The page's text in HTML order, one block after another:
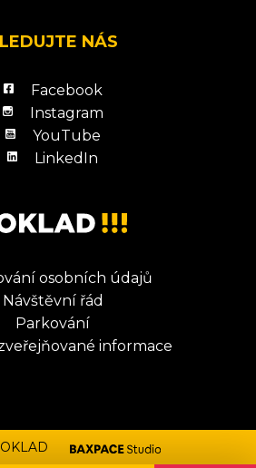
NÁS
Facebook
Instagram
YouTube
LinkedIn
osobních údajů
Návštěvní řád
Parkování
informace